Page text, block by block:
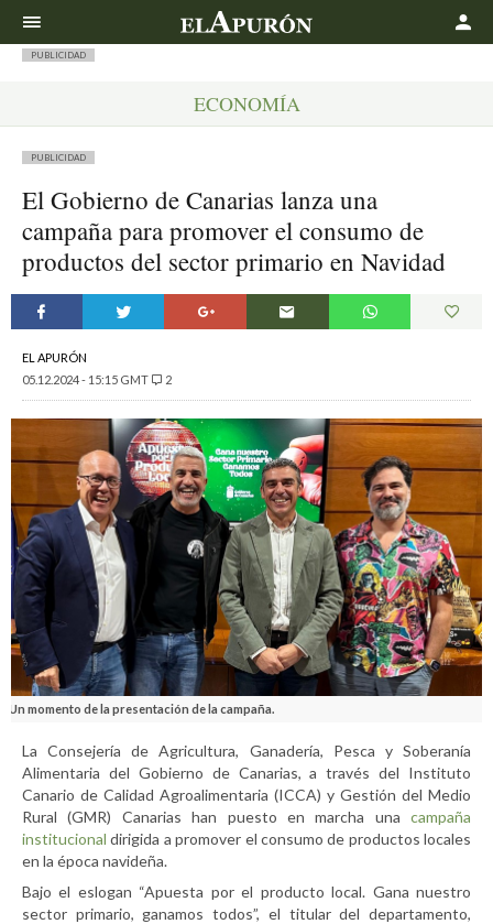
PUBLICIDAD
ECONOMÍA
PUBLICIDAD
El Gobierno de Canarias lanza una
campaña para promover el consumo de
productos del sector primario en Navidad
EL APURÓN
05.12.2024 - 15:15 GMT
2
Un momento de la presentación de la campaña.
La Consejería de Agricultura, Ganadería, Pesca y Soberanía
Alimentaria del Gobierno de Canarias, a través del Instituto
Canario de Calidad Agroalimentaria (ICCA) y Gestión del Medio
Rural (GMR) Canarias han puesto en marcha una campaña
institucional dirigida a promover el consumo de productos locales
en la época navideña.
Bajo el eslogan “Apuesta por el producto local. Gana nuestro
sector primario, ganamos todos”, el titular del departamento,